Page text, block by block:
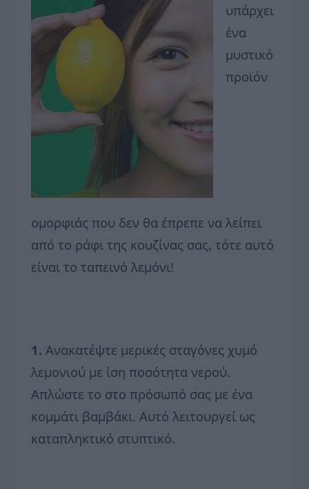
υπάρχει
ένα
μυστικό
προϊόν
ομορφιάς που δεν θα έπρεπε να λείπει
από το ράφι της κουζίνας σας, τότε αυτό
είναι το ταπεινό λεμόνι!
1. Ανακατέψτε μερικές σταγόνες χυμό
λεμονιού με ίση ποσότητα νερού.
Απλώστε το στο πρόσωπό σας με ένα
κομμάτι βαμβάκι. Αυτό λειτουργεί ως
καταπληκτικό στυπτικό.